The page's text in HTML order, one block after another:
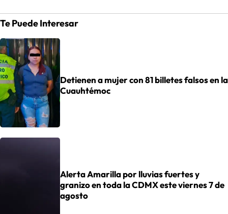
Te Puede Interesar
Detienen a mujer con 81 billetes falsos en la
Cuauhtémoc
Alerta Amarilla por lluvias fuertes y
granizo en toda la CDMX este viernes 7 de
agosto